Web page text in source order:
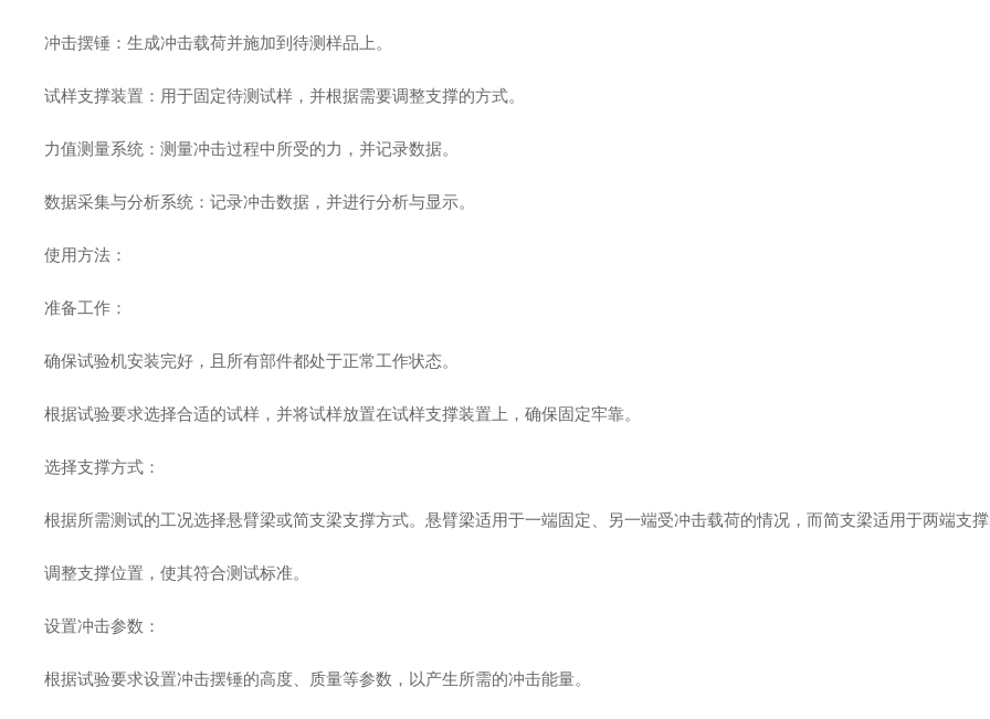
冲击摆锤：生成冲击载荷并施加到待测样品上。
试样支撑装置：用于固定待测试样，并根据需要调整支撑的方式。
力值测量系统：测量冲击过程中所受的力，并记录数据。
数据采集与分析系统：记录冲击数据，并进行分析与显示。
使用方法：
准备工作：
确保试验机安装完好，且所有部件都处于正常工作状态。
根据试验要求选择合适的试样，并将试样放置在试样支撑装置上，确保固定牢靠。
选择支撑方式：
根据所需测试的工况选择悬臂梁或简支梁支撑方式。悬臂梁适用于一端固定、另一端受冲击载荷的情况，而简支梁适用于两端支
调整支撑位置，使其符合测试标准。
设置冲击参数：
根据试验要求设置冲击摆锤的高度、质量等参数，以产生所需的冲击能量。